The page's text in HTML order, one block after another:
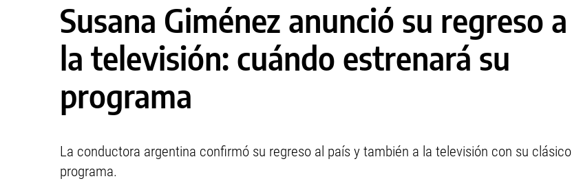
Susana Giménez anunció su regreso a
la televisión: cuándo estrenará su
programa
La conductora argentina confirmó su regreso al país y también a la televisión con su clásico
programa.